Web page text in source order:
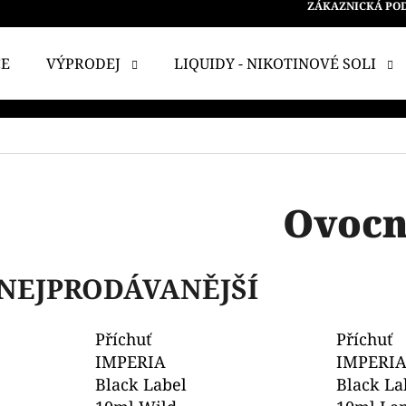
ZÁKAZNICKÁ
VÝPRODEJ LIQUIDY - NIKOTINOVÉ SOLI
Příchuť
IMPERIA
Black Label
Příchuť
IMPERIA
Black
NAJÍT?
DOPORUČUJEME